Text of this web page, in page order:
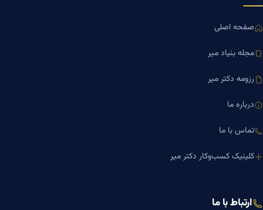
صفحه اصلی
مجله بنیاد میر
رزومه دکتر میر
درباره ما
تماس با ما
کلینیک کسب‌وکار دکتر میر
ارتباط با ما